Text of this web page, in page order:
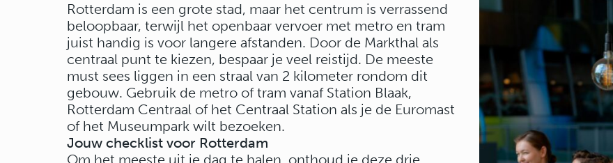
Rotterdam is een grote stad, maar het centrum is verrassend
beloopbaar, terwijl het openbaar vervoer met metro en tram
juist handig is voor langere afstanden. Door de Markthal als
centraal punt te kiezen, bespaar je veel reistijd. De meeste
must sees liggen in een straal van 2 kilometer rondom dit
gebouw. Gebruik de metro of tram vanaf Station Blaak,
Rotterdam Centraal of het Centraal Station als je de Euromast
of het Museumpark wilt bezoeken.
Jouw checklist voor Rotterdam